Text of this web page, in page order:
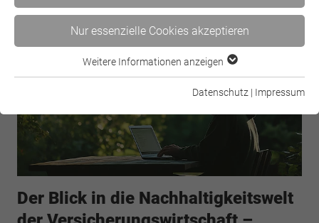
Der Blick in die Nachhaltigkeitswelt
Nur essenzielle Cookies akzeptieren
Essenzielle Cookies werden für grundlegende Funktionen der
Webseite einwandfrei funktioniert.
cookie_optin
Laufzeit
Cookie-Informationen anzeigen
Name _ga
Cookie-Informationen anzeigen
Weitere Informationen anzeigen
Datenschutz | Impressum